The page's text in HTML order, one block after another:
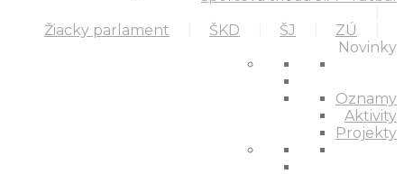
Žiacky parlament
ŠKD ŠJ
ZÚ
Novinky
Oznamy
Aktivity
Projekty